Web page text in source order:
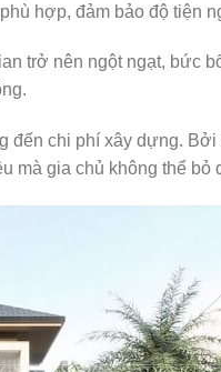
hợp, đảm bảo độ tiện
trở nên ngột ngạt, bức
đến chi phí xây dựng.
mà gia chủ không thể bỏ